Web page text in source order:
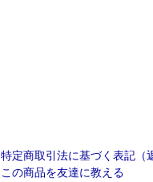
特定商取引法に基づく表記（
この商品を友達に教える